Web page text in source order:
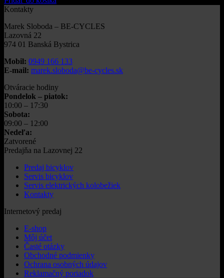
890,00€. 490,90€.
Kontakty
Marek Sloboda – BE-CYCLES
Lazovná 22
974 01 Banská Bystrica
Mobil: 0949 166 133
E-mail: marek.sloboda@be-cycles.sk
Otváracie hodiny
Pondelok – piatok:
10:00 – 17:30
Sobota:
09:00 – 12:00
Nedeľa:
Zatvorené
Predajňa na Lazovnej 22
Predaj bicyklov
Servis bicyklov
Servis elektrických kolobežiek
Kontakty
Internetový predaj
E-shop
Môj účet
Časté otázky
Obchodné podmienky
Ochrana osobných údajov
Reklamačný poriadok